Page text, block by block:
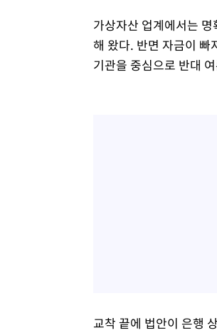
가상자산 업계에서는
해 왔다. 반면 자금이 빠
기관을 중심으로 반대
교착 끝에 법안이 은행